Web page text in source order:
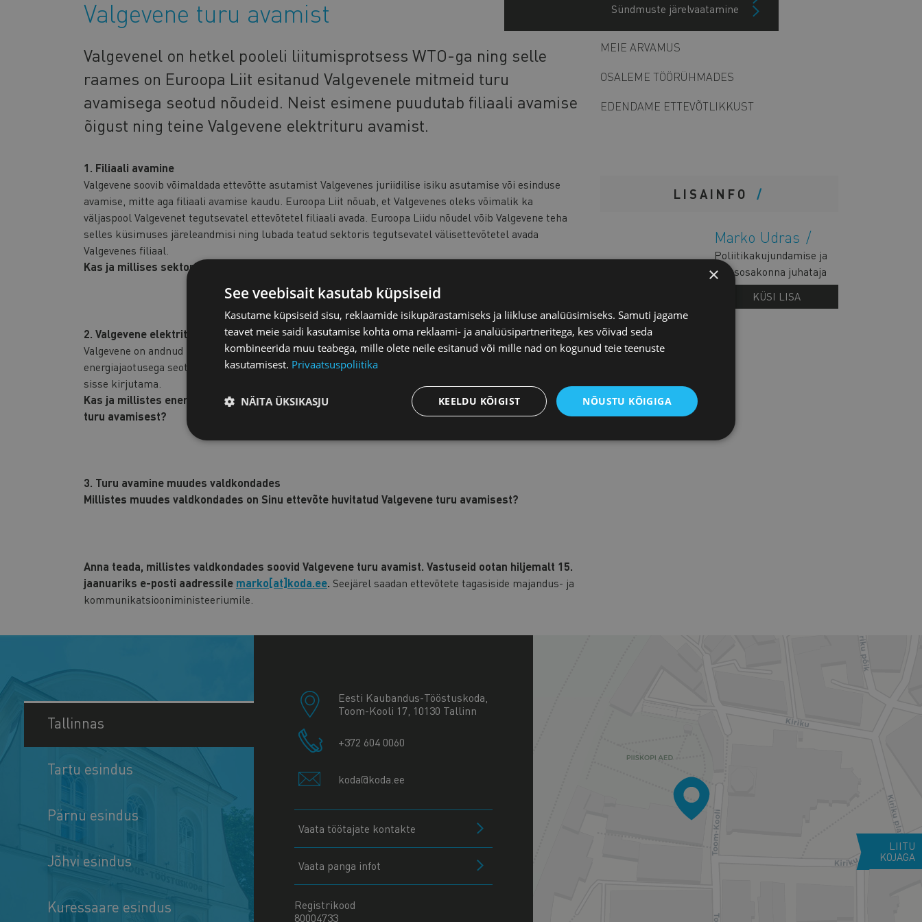
Sündmuste järelvaatamine
Valgevene turu avamist
Valgevenel on hetkel pooleli liitumisprotsess WTO-ga ning selle
raames on Euroopa Liit esitanud Valgevenele mitmeid turu
avamisega seotud nõudeid. Neist esimene puudutab filiaali avamise
õigust ning teine Valgevene elektrituru avamist.
1. Filiaali avamine
Valgevene soovib võimaldada ettevõtte asutamist Valgevenes juriidilise isiku asutamise või esinduse
avamise, mitte aga filiaali avamise kaudu. Euroopa Liit nõuab, et Valgevenes oleks võimalik ka
väljaspool Valgevenet tegutsevatel ettevõtetel filiaali avada. Euroopa Liidu nõudel võib Valgevene teha
selles küsimuses järeleandmisi ning lubada teatud sektoris tegutsevatel välisettevõtetel avada
Valgevenes filiaal.
Kas ja millises sektoris on Sinu ettevõttel huvi avada Valgevenes filiaal?
2. Valgevene elektrituru avamine
Valgevene on andnud Euroopa Liidule mõista, et Valgevene on valmis teatud energiajaotuse teenuste ja
energiajaotusega seotud teenuste (CPC 887) osas turu avamise kohustuse WTO liitumislepingusse
sisse kirjutama.
Kas ja millistes energiajaotusega seotud alasektori(te)s on Sinu ettevõte huvitatud Valgevene
turu avamisest?
3. Turu avamine muudes valdkondades
Millistes muudes valdkondades on Sinu ettevõte huvitatud Valgevene turu avamisest?
Anna teada, millistes valdkondades soovid Valgevene turu avamist. Vastuseid ootan hiljemalt 15.
jaanuariks e-posti aadressile marko[at]koda.ee. Seejärel saadan ettevõtete tagasiside majandus- ja
kommunikatsiooniministeeriumile.
Arhiiv
MEIE ARVAMUS
OSALEME TÖÖRÜHMADES
EDENDAME ETTEVÕTLIKKUST
LISAINFO
Marko Udras
Poliitikakujundamise ja
õigusosakonna juhataja
KÜSI LISA
LIITU UUDISKIRJAGA
Tallinnas
Tartu esindus
Pärnu esindus
Jõhvi esindus
Kuressaare esindus
Eesti Kaubandus-Tööstuskoda,
Toom-Kooli 17, 10130 Tallinn
+372 604 0060
koda@koda.ee
Vaata töötajate kontakte
Vaata panga infot
Registrikood
80004733
LIITU
KOJAGA
×
See veebisait kasutab küpsiseid
Kasutame küpsiseid sisu, reklaamide isikupärastamiseks ja liikluse analüüsimiseks. Samuti jagame
teavet meie saidi kasutamise kohta oma reklaami- ja analüüsipartneritega, kes võivad seda
kombineerida muu teabega, mille olete neile esitanud või mille nad on kogunud teie teenuste
kasutamisest. Privaatsuspoliitika
NÕUSTU KÕIGIGA
KEELDU KÕIGIST
NÄITA ÜKSIKASJU